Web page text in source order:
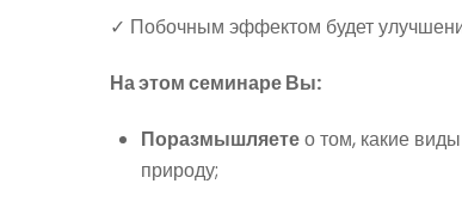
✓ Побочным эффектом будет
На этом семинаре Вы:
Поразмышляетео том, какие
природу;